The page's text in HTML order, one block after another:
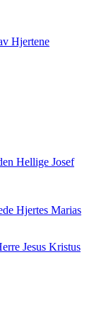
Hjertene
Hellige Josef
Hjertes Marias
Jesus Kristus